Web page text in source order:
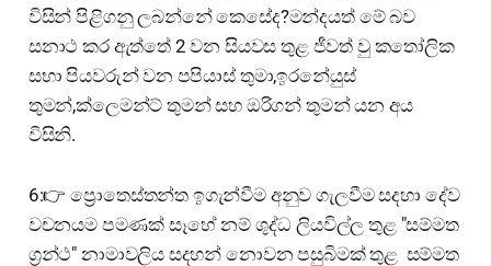
විසින් පිළිගනු ලබන්නේ කෙසේද?මන්දයත් මේ බව
සනාථ කර ඇත්තේ 2 වන සියවස තුළ ජීවත් වු කතෝලික
සභා පියවරුන් වන පපියාස් තුමා,ඉරනේයුස්
තුමන්,ක්ලෙමන්ට් තුමන් සහ ඔරිගන් තුමන් යන අය
විසිනි.
6:👉 ප්‍රොතෙස්තන්ත ඉගැන්වීම අනුව ගැලවීම සදහා දේව
වචනයම පමණක් සෑහේ නම් ශුද්ධ ලියවිල්ල තුළ "සම්මත
ග්‍රන්ථ" නාමාවලිය සදහන් නොවන පසුබිමක් තුළ සම්මත